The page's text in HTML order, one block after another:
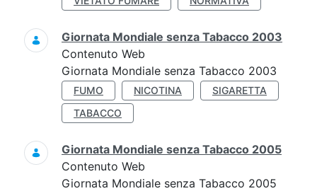
Giornata Mondiale senza Tabacco 2003
Contenuto Web
Giornata Mondiale senza Tabacco 2003
FUMO NICOTINA
SIGARETTA
TABACCO
Giornata Mondiale senza Tabacco 2005
Contenuto Web
Giornata Mondiale senza Tabacco 2005